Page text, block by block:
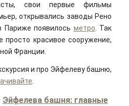
свои первые фильмы
открывались заводы Рено
Париже появилось метро . Так
красивое сооружение,
Франции.
и про Эйфелеву башню,
Эйфелева башня: главные